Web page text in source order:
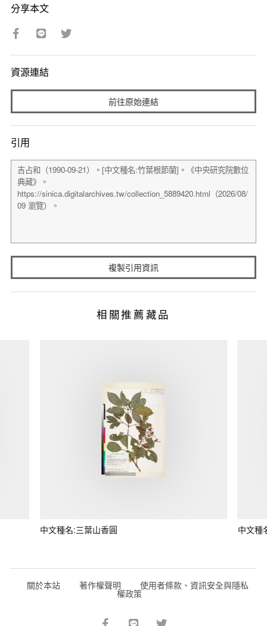
分享本文
資源連結
前往原始連結
引用
複製引用資訊
相關推薦藏品
中文種名:三葉山香圓 中文種
關於本站 著作權聲明 使用者條款、資訊安全與隱私
權政策